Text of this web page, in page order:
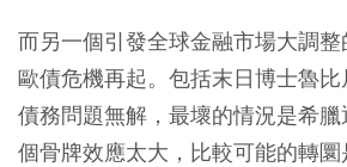
而另一個引發全球金融市場大調
歐債危機再起。包括末日博士魯
債務問題無解，最壞的情況是希
個骨牌效應太大，比較可能的轉